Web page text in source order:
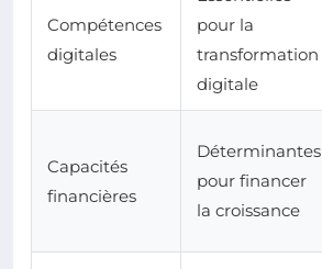
Compétences
digitales
pour la
transformation
digitale
Capacités
financières
Déterminantes
pour financer
la croissance